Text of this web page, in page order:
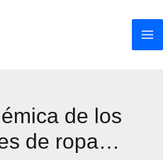
de los
de ropa…